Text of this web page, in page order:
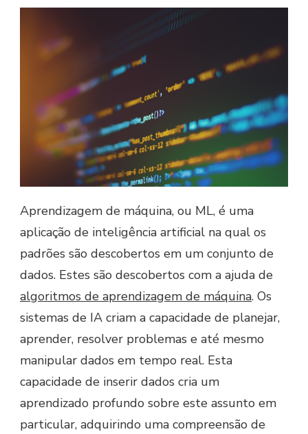
Aprendizagem de máquina, ou ML, é uma
aplicação de inteligência artificial na qual os
padrões são descobertos em um conjunto de
dados. Estes são descobertos com a ajuda de
algoritmos de aprendizagem de máquina. Os
sistemas de IA criam a capacidade de planejar,
aprender, resolver problemas e até mesmo
manipular dados em tempo real. Esta
capacidade de inserir dados cria um
aprendizado profundo sobre este assunto em
particular, adquirindo uma compreensão de